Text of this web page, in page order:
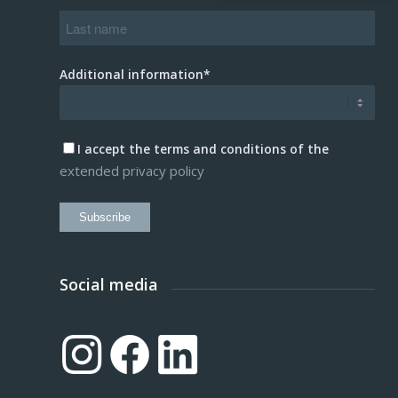
Additional information*
I accept the terms and conditions of the
extended privacy policy
Subscribe
Social media